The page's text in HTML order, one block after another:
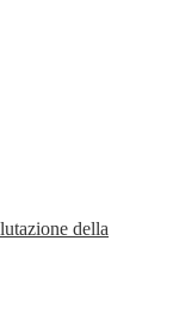
della